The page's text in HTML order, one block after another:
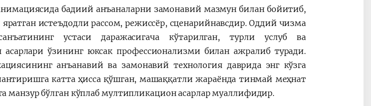
бадиий анъаналарни замонавий мазмун билан бойитиб,
истеъдодли рассом, режиссёр, сценарийнавсдир. Оддий чизма
устаси даражасигача кўтарилган, турли услуб ва
асарлари ўзининг юксак профессионализми билан ажралиб туради.
анъанавий ва замонавий технология даврида энг кўзга
катта ҳисса қўшган, машаққатли жараёнда тинмай меҳнат
манзур бўлган кўплаб мултипликацион асарлар муаллифидир.